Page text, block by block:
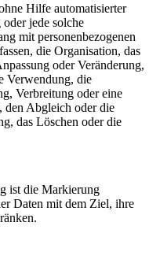
Hilfe automatisierter
jede solche
mit personenbezogenen
die Organisation, das
oder Veränderung,
Verwendung, die
Verbreitung oder eine
den Abgleich oder die
das Löschen oder die
ist die Markierung
Daten mit dem Ziel, ihre